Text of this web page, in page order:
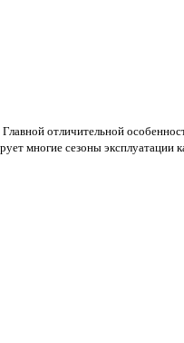
отличительной
многие сезоны эксплуатации